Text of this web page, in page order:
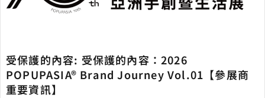
受保護的內容: 受保護的內容：2026
POPUPASIA® Brand Journey Vol.01【參展商
重要資訊】